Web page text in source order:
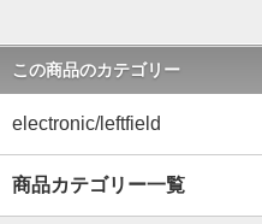
この商品のカテゴリー
electronic/leftfield
商品カテゴリー一覧